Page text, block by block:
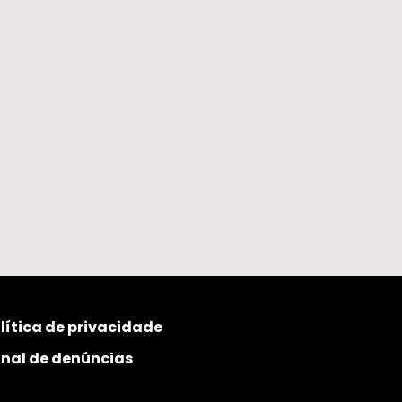
de privacidade
de denúncias